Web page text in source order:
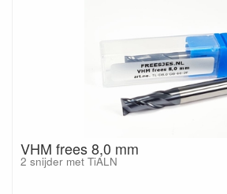
VHM frees 8,0 mm
2 snijder met TiALN